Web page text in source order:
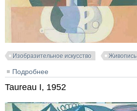
Изобразительное искусство Живопись
Подробнее
Taureau I, 1952